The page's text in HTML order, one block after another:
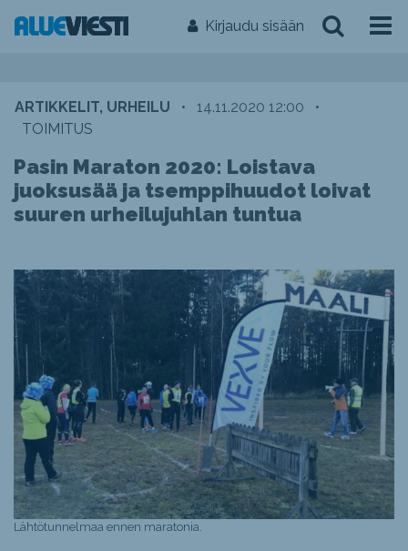
Kirjaudu sisään
ARTIKKELIT, URHEILU • 14.11.2020 12:00
•
TOIMITUS
Pasin Maraton 2020: Loistava
juoksusää ja tsemppihuudot loivat
suuren urheilujuhlan tuntua
Lähtötunnelmaa ennen maratonia.